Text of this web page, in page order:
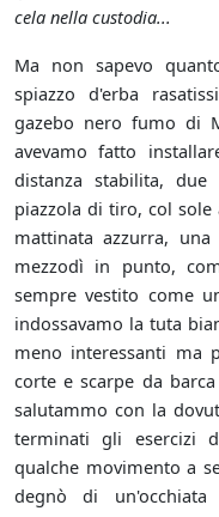
cela nella custodia...
Ma non sapevo
spiazzo d'erba
gazebo nero fumo di
avevamo fatto
distanza stabilita, due
piazzola di tiro, col sole
mattinata azzurra,
mezzodì in punto,
sempre vestito come
indossavamo la tuta
meno interessanti ma
corte e scarpe da
salutammo con la
terminati gli esercizi
qualche movimento a
degnò di